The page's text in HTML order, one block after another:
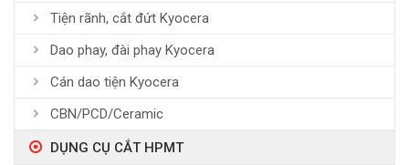
Tiện rãnh, cắt đứt Kyocera
Dao phay, đài phay Kyocera
Cán dao tiện Kyocera
CBN/PCD/Ceramic
DỤNG CỤ CẮT HPMT